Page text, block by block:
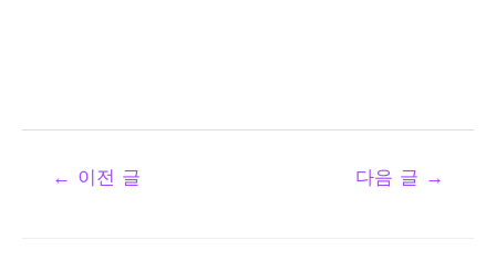
← 이전 글 다음 글 →